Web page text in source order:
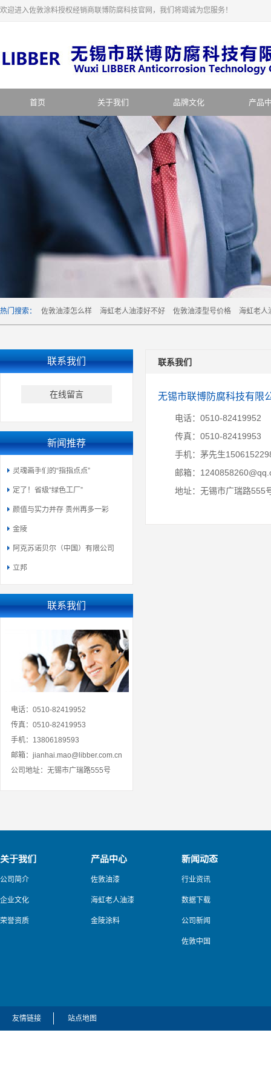
欢迎进入佐敦涂料授权经销商联博防腐科技官网，我们将竭诚为您服务！
首页 关于我们 品牌文化 产品
热门搜索： 佐敦油漆怎么样 海虹老人油漆好不好 佐敦油漆型号价格 海虹老人
联系我们
在线留言
新闻推荐
灵魂画手们的“指指点点”
定了！省级“绿色工厂”
颜值与实力并存 贵州再多一彩
金陵
阿克苏诺贝尔（中国）有限公司
立邦
联系我们
电话：0510-82419952
传真：0510-82419953
手机：13806189593
邮箱：jianhai.mao@libber.com.cn
公司地址：无锡市广瑞路555号
联系我们
无锡市联博防腐科技有限
电话：0510-82419952
传真：0510-82419953
手机：茅先生
邮箱：
地址：无锡市广瑞路555
关于我们
公司简介
企业文化
荣誉资质
产品中心
佐敦油漆
海虹老人油漆
金陵涂料
新闻动态
行业资讯
数据下载
公司新闻
佐敦中国
友情链接 站点地图